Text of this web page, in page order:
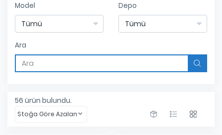
Model Depo
Ara
56 ürün bulundu.
Stoğa Göre Azalan